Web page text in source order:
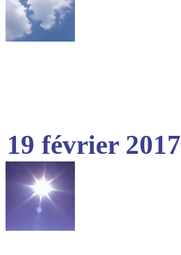
19 février 2017